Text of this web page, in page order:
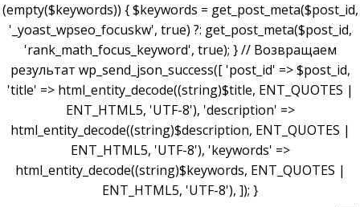
(empty($keywords)) { $keywords = get_post_meta($post_id,
'_yoast_wpseo_focuskw', true) ?: get_post_meta($post_id,
'rank_math_focus_keyword', true); } // Возвращаем
результат wp_send_json_success([ 'post_id' => $post_id,
'title' => html_entity_decode((string)$title, ENT_QUOTES |
ENT_HTML5, 'UTF-8'), 'description' =>
html_entity_decode((string)$description, ENT_QUOTES |
ENT_HTML5, 'UTF-8'), 'keywords' =>
html_entity_decode((string)$keywords, ENT_QUOTES |
ENT_HTML5, 'UTF-8'), ]); }